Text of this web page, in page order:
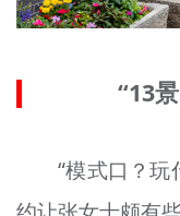
“13
“模式口？玩